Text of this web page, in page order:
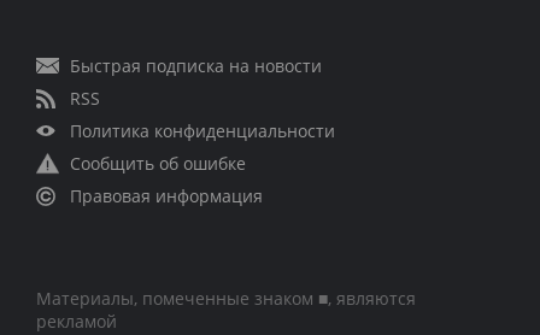
Быстрая подписка на новости
RSS
Политика конфиденциальности
Сообщить об ошибке
Правовая информация
Материалы, помеченные знаком ■, являются
рекламой